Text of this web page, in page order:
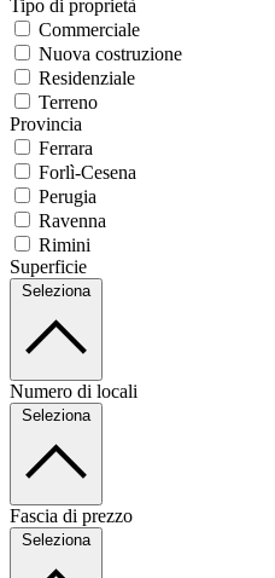
Tipo di proprietà
Commerciale
Nuova costruzione
Residenziale
Terreno
Provincia
Ferrara
Forlì-Cesena
Perugia
Ravenna
Rimini
Superficie
Seleziona
Numero di locali
Seleziona
Fascia di prezzo
Seleziona